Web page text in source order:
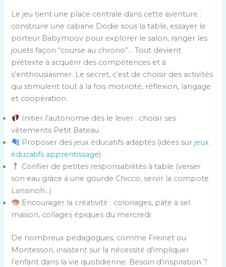
Le jeu tient une place centrale dans cette aventure :
construire une cabane Dodie sous la table, essayer le
porteur Babymoov pour explorer le salon, ranger les
jouets façon “course au chrono”… Tout devient
prétexte à acquérir des compétences et à
s’enthousiasmer. Le secret, c’est de choisir des activités
qui stimulent tout à la fois motricité, réflexion, langage
et coopération.
Initier l’autonomie dès le lever : choisir ses
vêtements Petit Bateau
Proposer des jeux éducatifs adaptés (idées sur jeux
éducatifs apprentissage)
Confier de petites responsabilités à table (verser
son eau grâce à une gourde Chicco, servir la compote
Lansinoh…)
Encourager la créativité : coloriages, pâte à sel
maison, collages épiques du mercredi
De nombreux pédagogues, comme Freinet ou
Montessori, insistent sur la nécessité d’impliquer
l’enfant dans la vie quotidienne. Besoin d’inspiration ?